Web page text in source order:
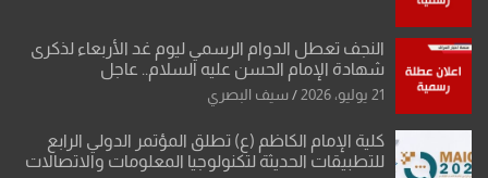
النجف تعطل الدوام الرسمي ليوم غد الأربعاء لذكرى
شهادة الإمام الحسن عليه السلام.. عاجل
21 يوليو، 2026 سيف البصري
كلية الإمام الكاظم (ع) تطلق المؤتمر الدولي الرابع
للتطبيقات الحديثة لتكنولوجيا المعلومات والاتصالات